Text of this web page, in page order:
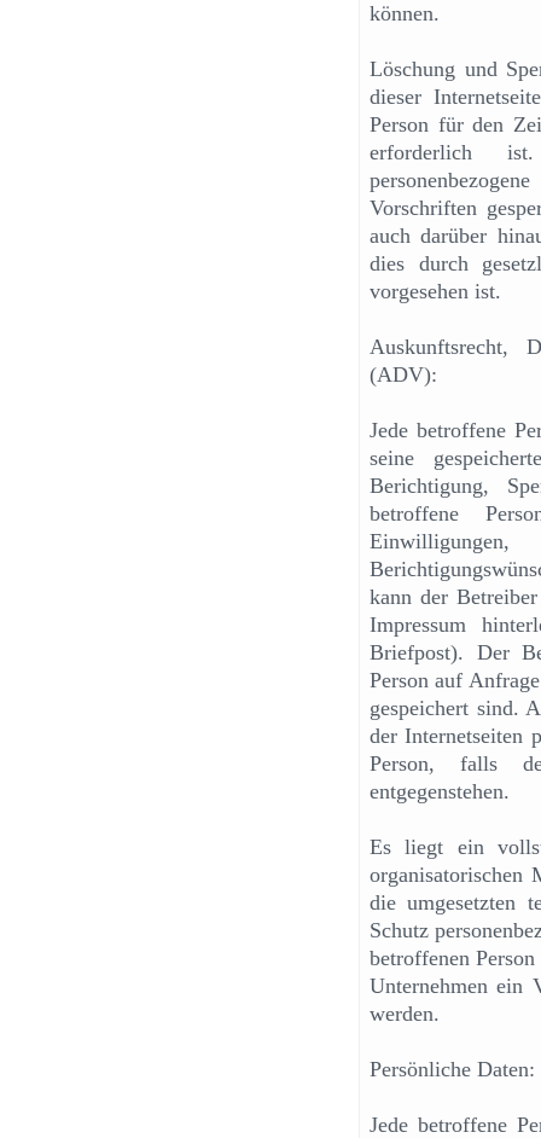
können.
Löschung und
dieser
Person für den
erforderlich
Vorschriften
auch darüber
dies durch
vorgesehen ist.
Auskunftsrecht,
(ADV):
Jede betroffene
seine
Berichtigung,
betroffene
kann der
Impressum
Briefpost). Der
Person auf
gespeichert sind.
der Internetseiten
Person, falls
entgegenstehen.
Es liegt ein
organisatorischen
die umgesetzten
Schutz
betroffenen
Unternehmen ein
werden.
Persönliche
Jede betroffene